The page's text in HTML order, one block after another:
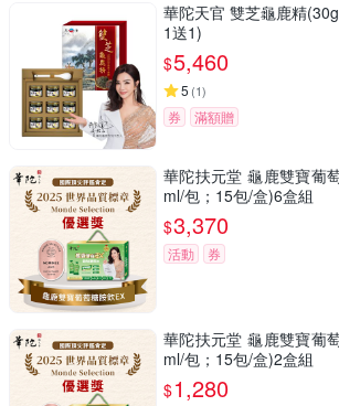
華陀天官 雙芝龜鹿精
1送1)
$5,460
5 (1)
券 滿額贈
華陀扶元堂 龜鹿雙寶葡
ml/包；15包/盒)6盒組
$3,370
活動 券
華陀扶元堂 龜鹿雙寶葡
ml/包；15包/盒)2盒組
$1,280